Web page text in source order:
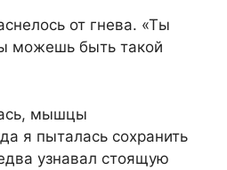
от гнева. «Ты
можешь быть такой
мышцы
я пыталась сохранить
узнавал стоящую